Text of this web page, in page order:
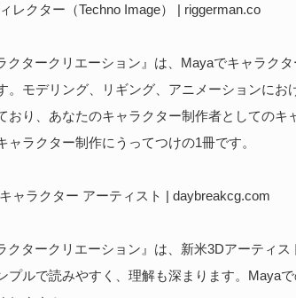
レクター（Techno Image） | riggerman.co
クタークリエーション』は、Mayaでキャラク
。モデリング、リギング、アニメーションにお
おり、あなたのキャラクター制作者としてのキ
ャラクター制作にうってつけの1冊です。
ャラクター アーティスト | daybreakcg.com
クタークリエーション』は、新米3Dアーティ
プルで読みやすく、理解も深まります。Maya